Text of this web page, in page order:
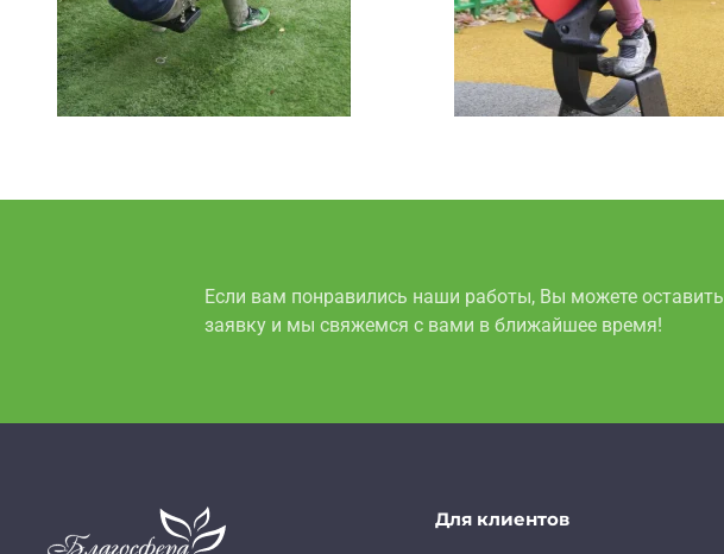
Если вам понравились наши работы, Вы можете оставить
заявку и мы свяжемся с вами в ближайшее время!
Для клиентов